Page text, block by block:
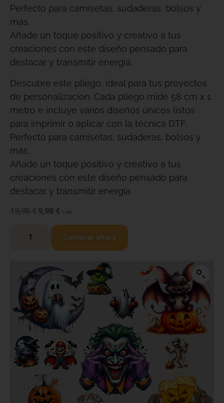
Perfecto para camisetas, sudaderas, bolsos y
más.
Añade un toque positivo y creativo a tus
creaciones con este diseño pensado para
destacar y transmitir energía.
Descubre este pliego, ideal para tus proyectos
de personalización. Cada pliego mide 58 cm x 1
metro e incluye varios diseños únicos listos
para imprimir o aplicar con la técnica DTF.
Perfecto para camisetas, sudaderas, bolsos y
más.
Añade un toque positivo y creativo a tus
creaciones con este diseño pensado para
destacar y transmitir energía.
9,98 € + IVA
Comprar ahora